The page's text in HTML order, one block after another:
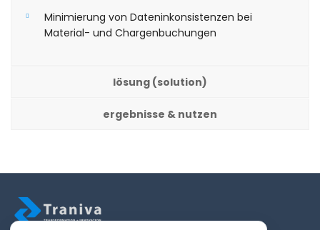
Minimierung von Dateninkonsistenzen bei
Material- und Chargenbuchungen
lösung (solution)
ergebnisse & nutzen